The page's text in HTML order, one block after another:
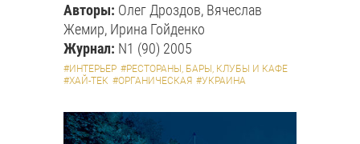
Авторы: Олег Дроздов, Вячеслав
Жемир, Ирина Гойденко
Журнал: N1 (90) 2005
#ИНТЕРЬЕР #РЕСТОРАНЫ, БАРЫ, КЛУБЫ И КАФЕ
#ХАЙ-ТЕК #ОРГАНИЧЕСКАЯ #УКРАИНА